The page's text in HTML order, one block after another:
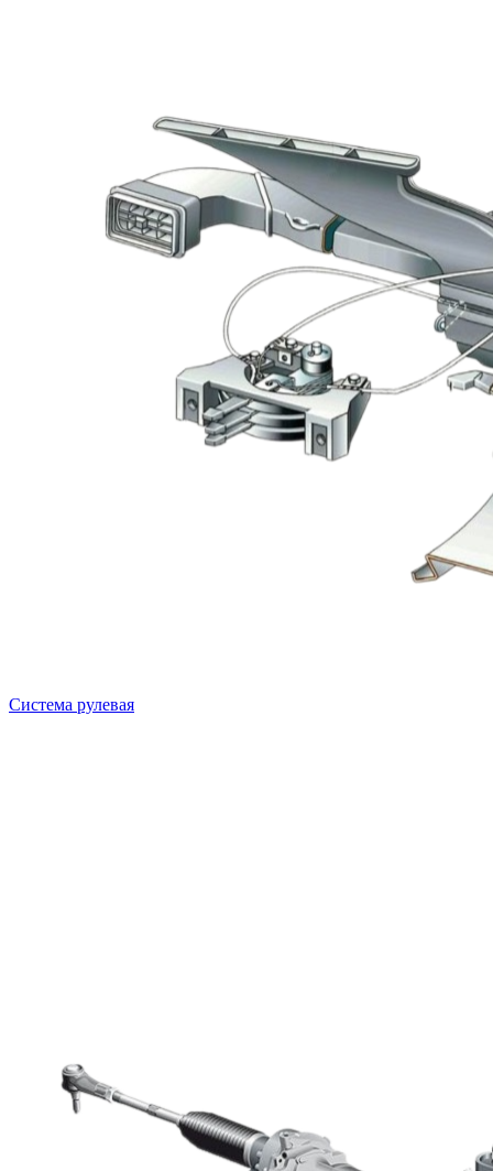
Система рулевая